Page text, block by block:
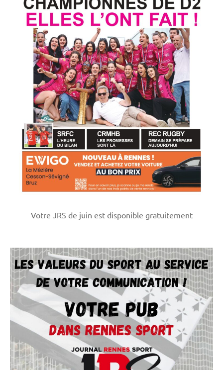
Votre JRS de juin est disponible gratuitement